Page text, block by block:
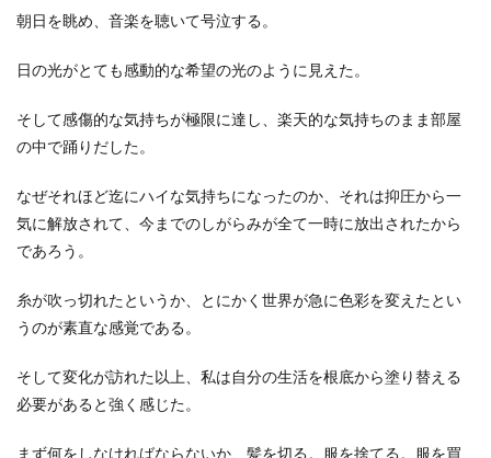
朝日を眺め、音楽を聴いて号泣する。
日の光がとても感動的な希望の光のように見えた。
そして感傷的な気持ちが極限に達し、楽天的な気持ちのまま部屋
の中で踊りだした。
なぜそれほど迄にハイな気持ちになったのか、それは抑圧から一
気に解放されて、今までのしがらみが全て一時に放出されたから
であろう。
糸が吹っ切れたというか、とにかく世界が急に色彩を変えたとい
うのが素直な感覚である。
そして変化が訪れた以上、私は自分の生活を根底から塗り替える
必要があると強く感じた。
まず何をしなければならないか、髪を切る。服を捨てる。服を買